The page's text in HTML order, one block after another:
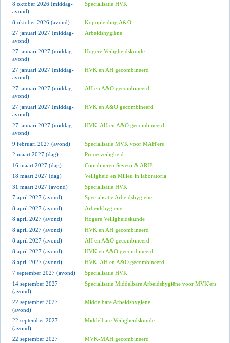
8 oktober 2026 (middag-
avond)
Specialisatie HVK
8 oktober 2026 (avond)
Kopopleiding A&O
27 januari 2027 (middag-
avond)
Arbeidshygiëne
27 januari 2027 (middag-
avond)
Hogere Veiligheidskunde
27 januari 2027 (middag-
avond)
HVK en AH gecombineerd
27 januari 2027 (middag-
avond)
AH en A&O gecombineerd
27 januari 2027 (middag-
avond)
HVK en A&O gecombineerd
27 januari 2027 (middag-
avond)
HVK, AH en A&O gecombineerd
9 februari 2027 (avond)
Specialisatie MVK voor MAH'ers
2 maart 2027 (dag)
Procesveiligheid
16 maart 2027 (dag)
Coördineren Seveso & ARIE
18 maart 2027 (dag)
Veiligheid en Milieu in laboratoria
31 maart 2027 (avond)
Specialisatie HVK
7 april 2027 (avond)
Specialisatie Arbeidshygiëne
8 april 2027 (avond)
Arbeidshygiëne
8 april 2027 (avond)
Hogere Veiligheidskunde
8 april 2027 (avond)
HVK en AH gecombineerd
8 april 2027 (avond)
AH en A&O gecombineerd
8 april 2027 (avond)
HVK en A&O gecombineerd
8 april 2027 (avond)
HVK, AH en A&O gecombineerd
7 september 2027 (avond)
Specialisatie HVK
14 september 2027
(avond)
Specialisatie Middelbare Arbeidshygiëne voor MVK'ers
22 september 2027
(avond)
Middelbare Arbeidshygiëne
22 september 2027
(avond)
Middelbare Veiligheidskunde
22 september 2027
MVK-MAH gecombineerd